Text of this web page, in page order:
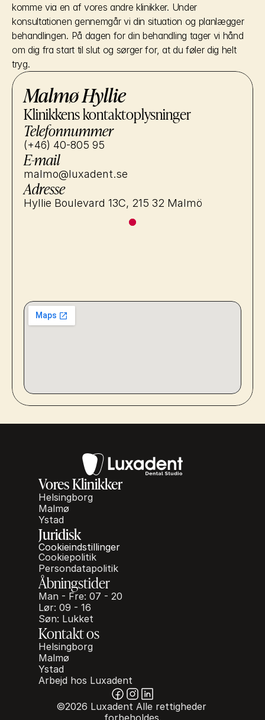
komme via en af vores andre klinikker. Under
konsultationen gennemgår vi din situation og planlægger
behandlingen. På dagen for din behandling tager vi hånd
om dig fra start til slut og sørger for, at du føler dig helt
tryg.
Malmø Hyllie
Klinikkens kontaktoplysninger
Telefonnummer
(+46) 40-805 95
E-mail
malmo@luxadent.se
Adresse
Hyllie Boulevard 13C, 215 32 Malmö
Vores Klinikker
Helsingborg
Malmø
Ystad
Juridisk
Cookieindstillinger
Cookiepolitik
Persondatapolitik
Åbningstider
Man - Fre: 07 - 20
Lør: 09 - 16
Søn: Lukket
Kontakt os
Helsingborg
Malmø
Ystad
Arbejd hos Luxadent
©2026 Luxadent Alle rettigheder
forbeholdes.